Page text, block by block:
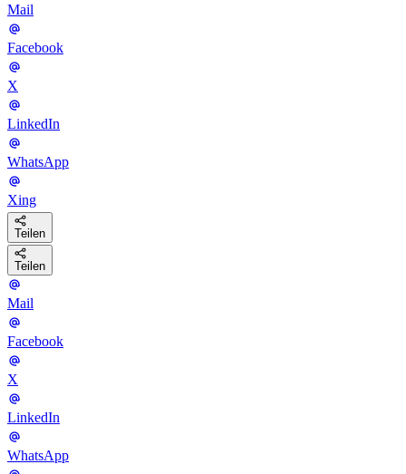
Mail
Facebook
X
LinkedIn
WhatsApp
Xing
Teilen
Teilen
Mail
Facebook
X
LinkedIn
WhatsApp